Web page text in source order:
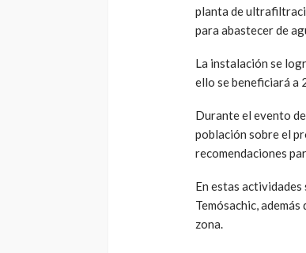
planta de
para abastecer de
La instalación se
ello se beneficiará a
Durante el evento
población sobre el
recomendaciones
En estas
Temósachic,
zona.